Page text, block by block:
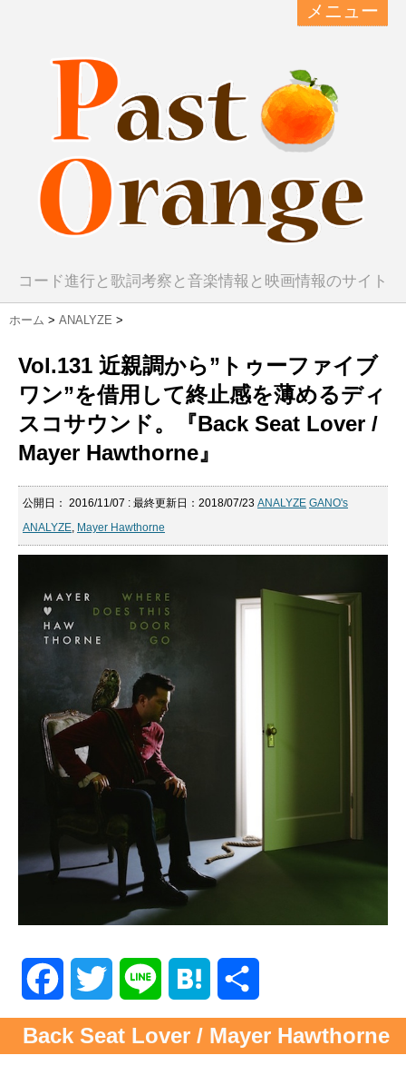
メニュー
コード進行と歌詞考察と音楽情報と映画情報のサイト
ホーム > ANALYZE >
Vol.131 近親調から”トゥーファイブ
ワン”を借用して終止感を薄めるディ
スコサウンド。『Back Seat Lover /
Mayer Hawthorne』
公開日： 2016/11/07 : 最終更新日：2018/07/23 ANALYZE GANO's
ANALYZE, Mayer Hawthorne
a w i a 有
Back Seat Lover / Mayer Hawthorne